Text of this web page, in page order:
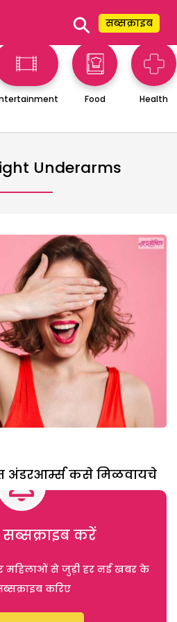
⚲ सब्सक्राइब
Food Health
Underarms
अंडरआर्म्स कसे मिळवायचे
करें
महिलाओं से जुड़ी हर नई खबर के
करिए